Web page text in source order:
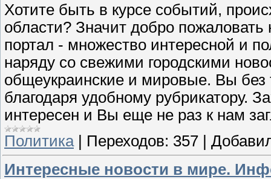
Хотите быть в курсе событий,
области? Значит добро
портал - множество интересной и
наряду со свежими городскими
общеукраинские и мировые. Вы
благодаря удобному рубрикатору.
интересен и Вы еще не раз к нам
Политика| Переходов: 357 |
Интересные новости в мире.